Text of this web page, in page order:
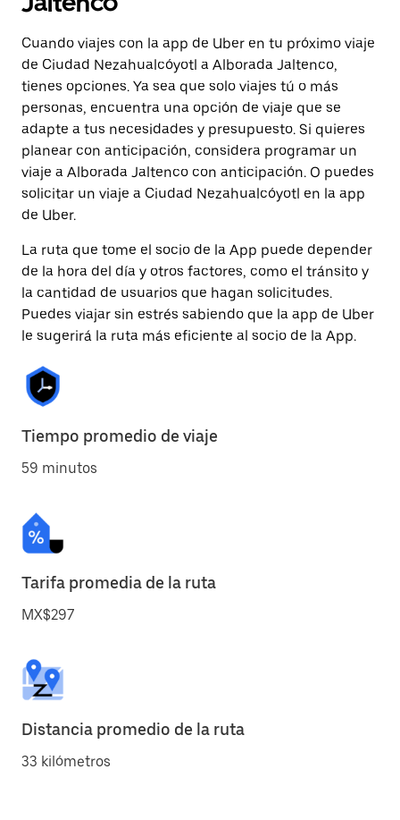
Cuando viajes con la app de Uber en tu próximo viaje
de Ciudad Nezahualcóyotl a Alborada Jaltenco,
tienes opciones. Ya sea que solo viajes tú o más
personas, encuentra una opción de viaje que se
adapte a tus necesidades y presupuesto. Si quieres
planear con anticipación, considera programar un
viaje a Alborada Jaltenco con anticipación. O puedes
solicitar un viaje a Ciudad Nezahualcóyotl en la app
de Uber.
La ruta que tome el socio de la App puede depender
de la hora del día y otros factores, como el tránsito y
la cantidad de usuarios que hagan solicitudes.
Puedes viajar sin estrés sabiendo que la app de Uber
le sugerirá la ruta más eficiente al socio de la App.
Tiempo promedio de viaje
59 minutos
Tarifa promedia de la ruta
MX$297
Distancia promedio de la ruta
33 kilómetros